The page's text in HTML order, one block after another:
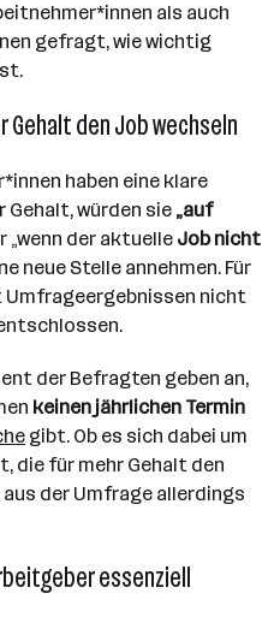
als auch
gefragt, wie wichtig
Gehalt den Job wechseln
haben eine klare
Gehalt, würden sie „auf
„wenn der aktuelle Job nicht
neue Stelle annehmen. Für
nicht
der Befragten geben an,
keinen jährlichen Termin
gibt. Ob es sich dabei um
die für mehr Gehalt den
der Umfrage allerdings
essenziell